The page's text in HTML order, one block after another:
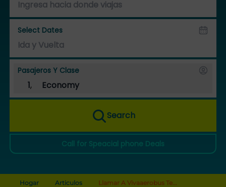
Select Dates
Pasajeros Y Clase
1, Economy
Search
Call for Speacial phone Deals
Hogar Articulos Llamar A Vivaaerobus Te...